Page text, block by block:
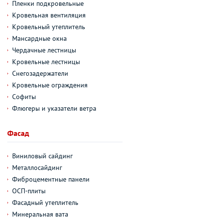
Пленки подкровельные
Кровельная вентиляция
Кровельный утеплитель
Мансардные окна
Чердачные лестницы
Кровельные лестницы
Снегозадержатели
Кровельные ограждения
Софиты
Флюгеры и указатели ветра
Фасад
Виниловый сайдинг
Металлосайдинг
Фиброцементные панели
ОСП-плиты
Фасадный утеплитель
Минеральная вата